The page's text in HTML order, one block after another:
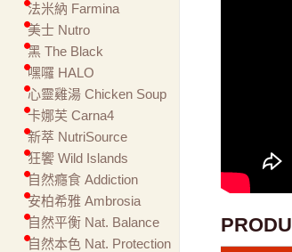
法米納 Farmina
美士 Nutro
黑 The Black
嘿囉 HALO
心靈雞湯 Chicken Soup
卡娜芙 Carna4
新萃 NutriSource
狂饗 Wild Islands
自然癮食 Addiction
安柏希雅 Ambrosia
自然平衡 Nat. Balance
自然本色 Nat. Protection